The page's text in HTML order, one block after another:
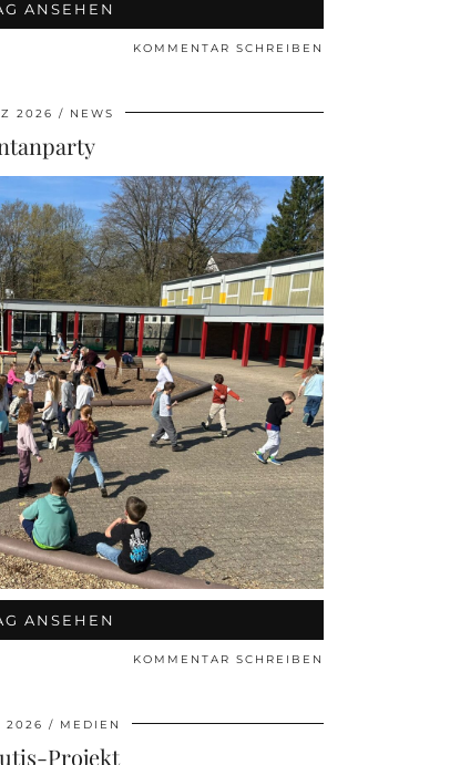
ANSEHEN
KOMMENTAR SCHREIBEN
2026 NEWS
ANSEHEN
KOMMENTAR SCHREIBEN
2026 MEDIEN
Projekt